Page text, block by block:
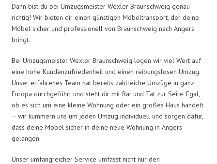
Dann bist du bei Umzugsmeister Wexler Braunschweig genau
richtig! Wir bieten dir einen günstigen Möbeltransport, der deine
Möbel sicher und professionell von Braunschweig nach Angers
bringt.
Bei Umzugsmeister Wexler Braunschweig legen wir viel Wert auf
eine hohe Kundenzufriedenheit und einen reibungslosen Umzug.
Unser erfahrenes Team hat bereits zahlreiche Umzüge in ganz
Europa durchgeführt und steht dir mit Rat und Tat zur Seite. Egal,
ob es sich um eine kleine Wohnung oder ein großes Haus handelt
– wir kümmern uns um jeden Umzug individuell und sorgen dafür,
dass deine Möbel sicher in deine neue Wohnung in Angers
gelangen.
Unser umfangreicher Service umfasst nicht nur den